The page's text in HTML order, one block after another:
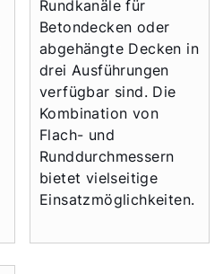
Rundkanäle für
Betondecken oder
abgehängte Decken in
drei Ausführungen
verfügbar sind. Die
Kombination von
Flach- und
Runddurchmessern
bietet vielseitige
Einsatzmöglichkeiten.